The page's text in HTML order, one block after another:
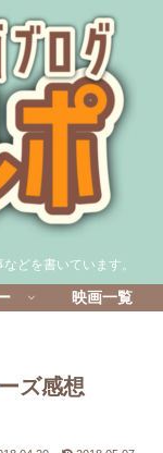
どを書いています。
映画一覧
ズ感想